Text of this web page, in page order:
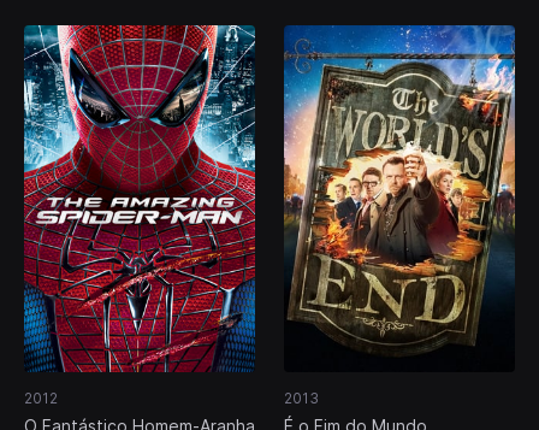
2012
O Fantástico Homem-Aranha
2013
É o Fim do Mundo